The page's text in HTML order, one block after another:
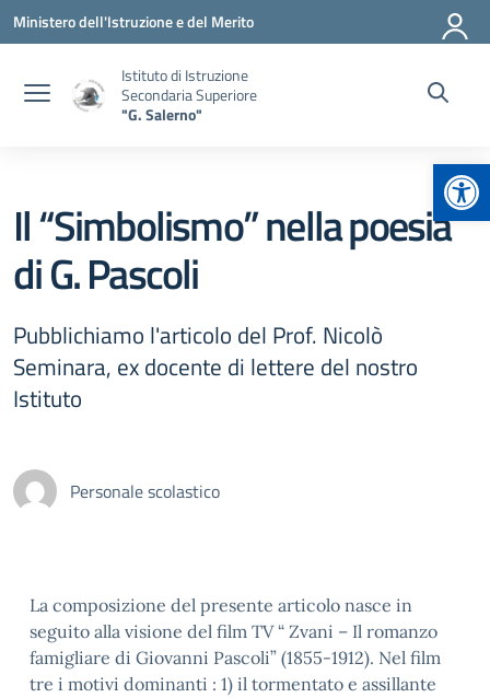
Vai ai contenuti
Vai al menu di navigazione
Vai al footer
Ministero dell'Istruzione e del Merito
Istituto di Istruzione
Secondaria Superiore
"G. Salerno"
Il “Simbolismo” nella poesia
di G. Pascoli
Pubblichiamo l'articolo del Prof. Nicolò
Seminara, ex docente di lettere del nostro
Istituto
Personale scolastico
La composizione del presente articolo nasce in
seguito alla visione del film TV “ Zvani – Il romanzo
famigliare di Giovanni Pascoli” (1855-1912). Nel film
tre i motivi dominanti : 1) il tormentato e assillante